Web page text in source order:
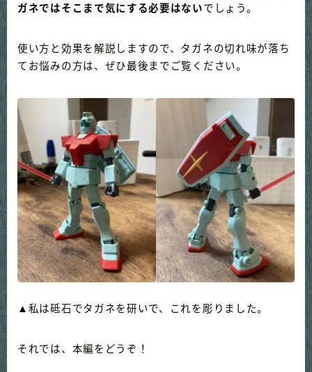
ガネではそこまで気にする必要はないでしょう。
使い方と効果を解説しますので、タガネの切れ味が落ち
てお悩みの方は、ぜひ最後までご覧ください。
▲私は砥石でタガネを研いで、これを彫りました。
それでは、本編をどうぞ！